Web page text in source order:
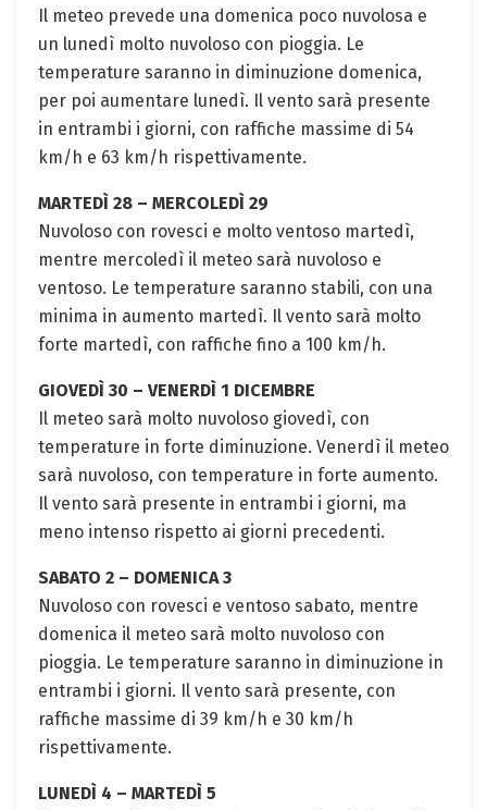
Il meteo prevede una domenica poco nuvolosa e
un lunedì molto nuvoloso con pioggia. Le
temperature saranno in diminuzione domenica,
per poi aumentare lunedì. Il vento sarà presente
in entrambi i giorni, con raffiche massime di 54
km/h e 63 km/h rispettivamente.
MARTEDÌ 28 – MERCOLEDÌ 29
Nuvoloso con rovesci e molto ventoso martedì,
mentre mercoledì il meteo sarà nuvoloso e
ventoso. Le temperature saranno stabili, con una
minima in aumento martedì. Il vento sarà molto
forte martedì, con raffiche fino a 100 km/h.
GIOVEDÌ 30 – VENERDÌ 1 DICEMBRE
Il meteo sarà molto nuvoloso giovedì, con
temperature in forte diminuzione. Venerdì il meteo
sarà nuvoloso, con temperature in forte aumento.
Il vento sarà presente in entrambi i giorni, ma
meno intenso rispetto ai giorni precedenti.
SABATO 2 – DOMENICA 3
Nuvoloso con rovesci e ventoso sabato, mentre
domenica il meteo sarà molto nuvoloso con
pioggia. Le temperature saranno in diminuzione in
entrambi i giorni. Il vento sarà presente, con
raffiche massime di 39 km/h e 30 km/h
rispettivamente.
LUNEDÌ 4 – MARTEDÌ 5